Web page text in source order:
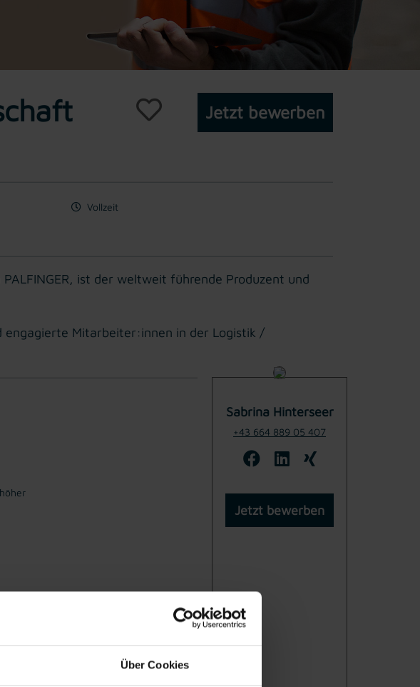
Über Cookies
Jetzt bewerben
Vollzeit
ist der weltweit führende Produzent und
engagierte Mitarbeiter:innen in der Logistik /
Einhaltung betrieblicher Vorgaben im
Sabrina Hinterseer
+43 664 889 05 407
Jetzt bewerben